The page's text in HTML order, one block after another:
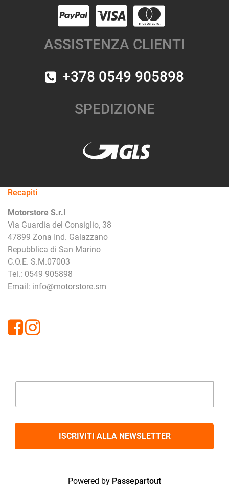
ASSISTENZA CLIENTI
+378 0549 905898
SPEDIZIONE
Recapiti
Motorstore S.r.l
Via Guardia del Consiglio, 38
47899 Zona Ind. Galazzano
Repubblica di San Marino
C.O.E. S.M.07003
Tel.: 0549 905898
Email: info@motorstore.sm
FacebookInstagram
Powered by Passepartout